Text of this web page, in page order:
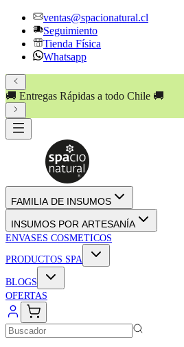
ventas@spacionatural.cl
Seguimiento
Tienda Física
Whatsapp
🚚 Entregas Rápidas a todo Chile 🚚
FAMILIA DE INSUMOS
INSUMOS POR ARTESANÍA
ENVASES COSMETICOS
PRODUCTOS SPA
BLOGS
OFERTAS